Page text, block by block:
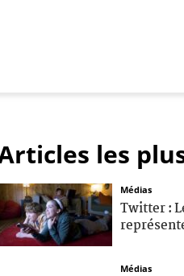
les
Médias
Twitter :
Médias